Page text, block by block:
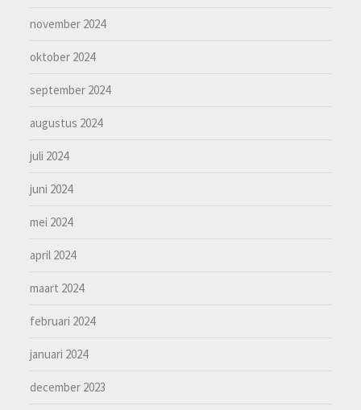
november 2024
oktober 2024
september 2024
augustus 2024
juli 2024
juni 2024
mei 2024
april 2024
maart 2024
februari 2024
januari 2024
december 2023